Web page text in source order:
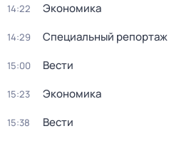
14:22 Экономика
14:29 Специальный репортаж
15:00 Вести
15:23 Экономика
15:38 Вести